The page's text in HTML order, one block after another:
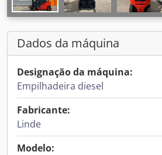
Dados da máquina
Designação da máquina:
Empilhadeira diesel
Fabricante:
Linde
Modelo: